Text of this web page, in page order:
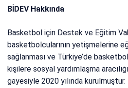
BİDEV Hakkında
Basketbol için Destek ve Eğitim
basketbolcularının yetişmelerine
sağlanması ve Türkiye’de
kişilere sosyal yardımlaşma
gayesiyle 2020 yılında